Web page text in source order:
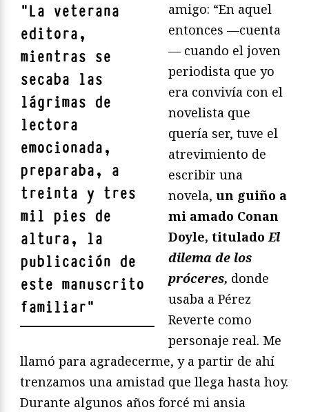
"La veterana
editora,
mientras se
secaba las
lágrimas de
lectora
emocionada,
preparaba, a
treinta y tres
mil pies de
altura, la
publicación de
este manuscrito
familiar"
amigo: “En aquel
entonces —cuenta
— cuando el joven
periodista que yo
era convivía con el
novelista que
quería ser, tuve el
atrevimiento de
escribir una
novela, un guiño a
mi amado Conan
Doyle, tituladoEl
dilema de los
próceres, donde
usaba a Pérez
Reverte como
personaje real. Me
llamó para agradecerme, y a partir de ahí
trenzamos una amistad que llega hasta hoy.
Durante algunos años forcé mi ansia